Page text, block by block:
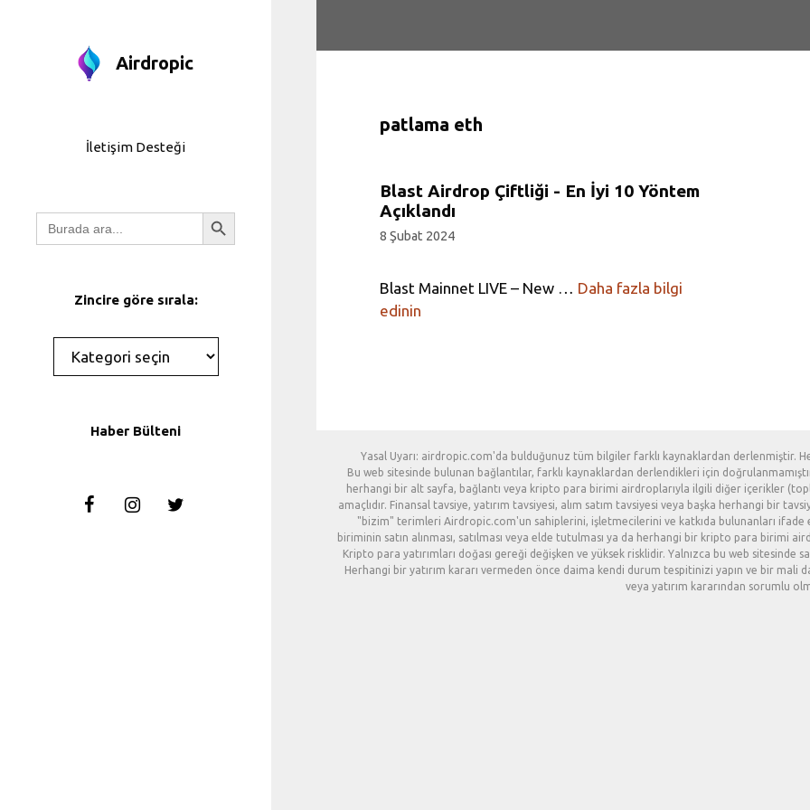
Airdropic
İletişim Desteği
Arayın: Arama Düğmesi
Zincire göre sırala:
Kategoriler
Haber Bülteni
patlama eth
Blast Airdrop Çiftliği - En İyi 10 Yöntem
Açıklandı
8 Şubat 2024
Blast Mainnet LIVE – New … Daha fazla bilgi
edinin
Yasal Uyarı: airdropic.com'da bulduğunuz tüm bilgiler farklı kaynaklardan derlenmiştir.
Bu web sitesinde bulunan bağlantılar, farklı kaynaklardan derlendikleri için
herhangi bir alt sayfa, bağlantı veya kripto para birimi airdroplarıyla ilgili diğer içerikler
amaçlıdır. Finansal tavsiye, yatırım tavsiyesi, alım satım tavsiyesi veya başka herhangi bir
"bizim" terimleri Airdropic.com'un sahiplerini, işletmecilerini ve katkıda bulunanları
biriminin satın alınması, satılması veya elde tutulması ya da herhangi bir kripto para birimi
Kripto para yatırımları doğası gereği değişken ve yüksek risklidir. Yalnızca bu web sitesinde
Herhangi bir yatırım kararı vermeden önce daima kendi durum tespitinizi yapın ve bir mali
veya yatırım kararından sorumlu